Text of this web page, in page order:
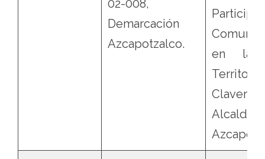
02-008,
Demarcación
Azcapotzalco.
en la
Territorial
Alcaldía